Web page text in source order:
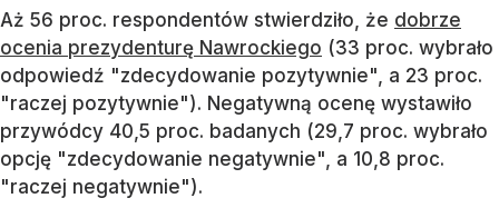
Aż 56 proc. respondentów stwierdziło, że dobrze
ocenia prezydenturę Nawrockiego (33 proc. wybrało
odpowiedź "zdecydowanie pozytywnie", a 23 proc.
"raczej pozytywnie"). Negatywną ocenę wystawiło
przywódcy 40,5 proc. badanych (29,7 proc. wybrało
opcję "zdecydowanie negatywnie", a 10,8 proc.
"raczej negatywnie").